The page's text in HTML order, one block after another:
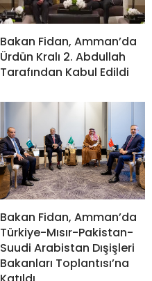
Bakan Fidan, Amman’da
Ürdün Kralı 2. Abdullah
Tarafından Kabul Edildi
Bakan Fidan, Amman’da
Türkiye-Mısır-Pakistan-
Suudi Arabistan Dışişleri
Bakanları Toplantısı’na